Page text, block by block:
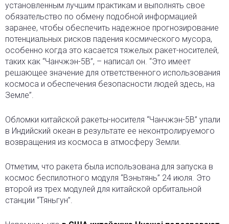
установленным лучшим практикам и выполнять свое
обязательство по обмену подобной информацией
заранее, чтобы обеспечить надежное прогнозирование
потенциальных рисков падения космического мусора,
особенно когда это касается тяжелых ракет-носителей,
таких как “Чанчжэн-5В”, – написал он. “Это имеет
решающее значение для ответственного использования
космоса и обеспечения безопасности людей здесь, на
Земле”.
Обломки китайской ракеты-носителя “Чанчжэн-5В” упали
в Индийский океан в результате ее неконтролируемого
возвращения из космоса в атмосферу Земли.
Отметим, что ракета была использована для запуска в
космос беспилотного модуля “Вэньтянь” 24 июля. Это
второй из трех модулей для китайской орбитальной
станции “Тяньгун”.